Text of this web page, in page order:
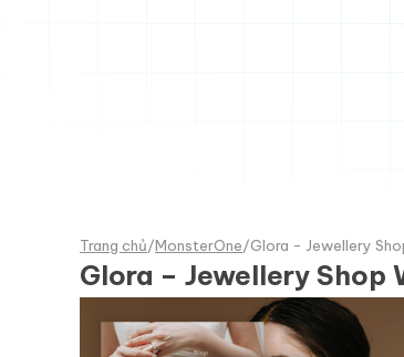
Trang chủ/MonsterOne/Glora - Jewellery
Glora – Jewellery Shop